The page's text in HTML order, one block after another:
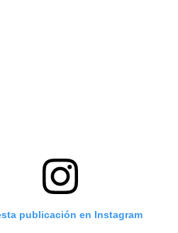
publicación en Instagram